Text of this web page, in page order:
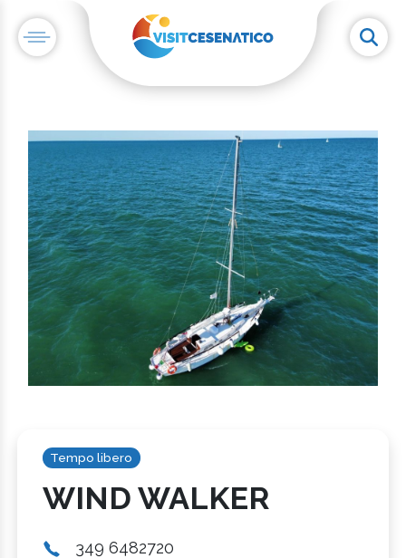
Tempo libero
WIND WALKER
349 6482720